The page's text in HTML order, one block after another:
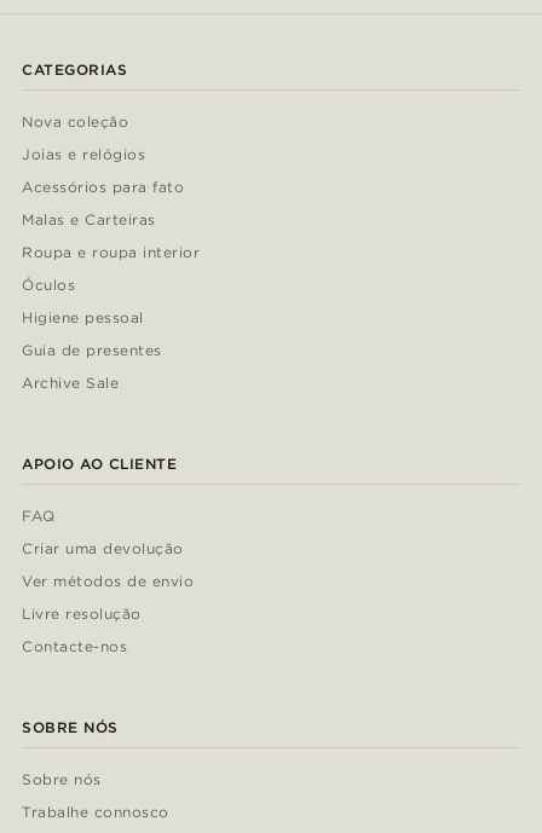
CATEGORIAS
Nova coleção
Joias e relógios
Acessórios para fato
Malas e Carteiras
Roupa e roupa interior
Óculos
Higiene pessoal
Guia de presentes
Archive Sale
APOIO AO CLIENTE
FAQ
Criar uma devolução
Ver métodos de envio
Livre resolução
Contacte-nos
SOBRE NÓS
Sobre nós
Trabalhe connosco